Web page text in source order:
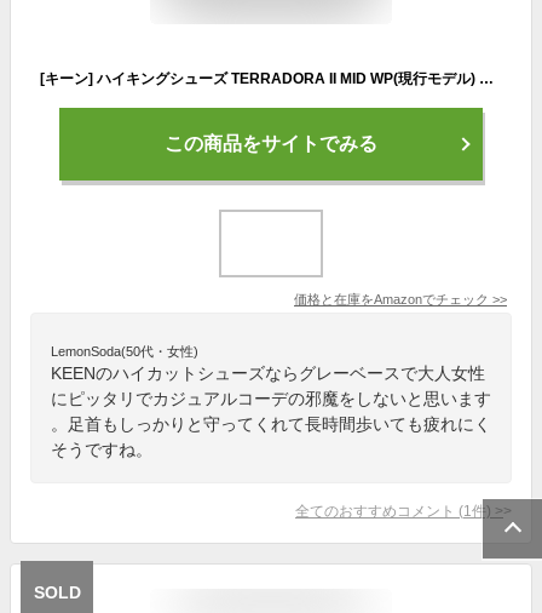
[キーン] ハイキングシューズ TERRADORA II MID WP(現行モデル) テラドーラ ツー ミッド ウォータープルーフ レディース BLUE NIGHTS/REDWOOD 24.5 cm
この商品をサイトでみる
価格と在庫をAmazonでチェック >>
LemonSoda(50代・女性)
KEENのハイカットシューズならグレーベースで大人女性
にピッタリでカジュアルコーデの邪魔をしないと思います
。足首もしっかりと守ってくれて長時間歩いても疲れにく
そうですね。
全てのおすすめコメント (1 件) >
SOLD